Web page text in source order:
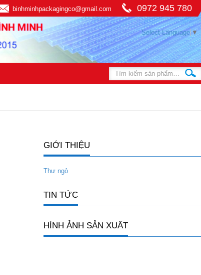
binhminhpackagingco@gmail.com 0972 945 780
Select Language ▼
GIỚI THIỆU
Thư ngỏ
TIN TỨC
HÌNH ẢNH SẢN XUẤT